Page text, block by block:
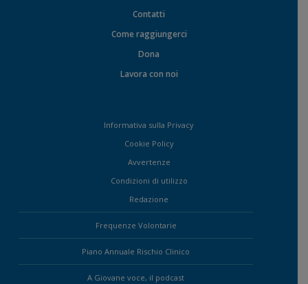
Contatti
Come raggiungerci
Dona
Lavora con noi
Informativa sulla Privacy
Cookie Policy
Avvertenze
Condizioni di utilizzo
Redazione
Frequenze Volontarie
Piano Annuale Rischio Clinico
A Giovane voce, il podcast